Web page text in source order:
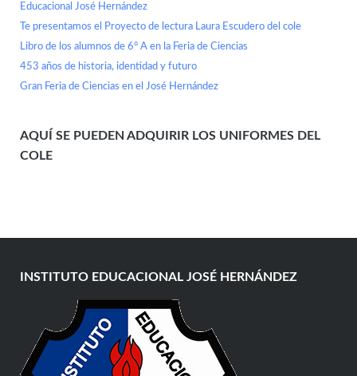
Educacional José Hernández
Te presentamos el Proyecto de lectura Laura Escudero del cole
Libro de los alumnos de 6° A en la Feria de Ciencias
453 años de historia, identidad y futuro
Gran Feria de Ciencias en el José Hernández
AQUÍ SE PUEDEN ADQUIRIR LOS UNIFORMES DEL
COLE
INSTITUTO EDUCACIONAL JOSÉ HERNÁNDEZ